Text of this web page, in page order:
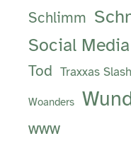
Schlimm
Social Media
Tod Traxxas Slash
Woanders
www